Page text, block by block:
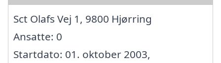
Sct Olafs Vej 1, 9800 Hjørring
Ansatte: 0
Startdato: 01. oktober 2003,